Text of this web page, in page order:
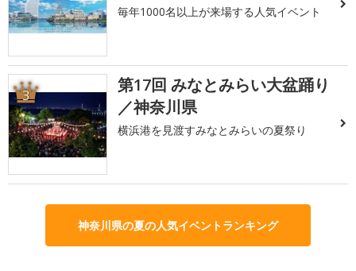
毎年1000名以上が来場する人気イベント
3
第17回 みなとみらい大盆踊り
／神奈川県
横浜港を見渡すみなとみらいの夏祭り
神奈川県の夏の人気イベントランキング